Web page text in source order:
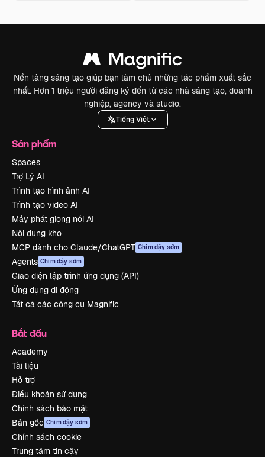
Nền tảng sáng tạo giúp bạn làm chủ những tác phẩm xuất sắc
nhất. Hơn 1 triệu người đăng ký đến từ các nhà sáng tạo, doanh
nghiệp, agency và studio.
Tiếng Việt
Sản phẩm
Spaces
Trợ Lý AI
Trình tạo hình ảnh AI
Trình tạo video AI
Máy phát giọng nói AI
Nội dung kho
MCP dành cho Claude/ChatGPT Chim dậy sớm
Agents Chim dậy sớm
Giao diện lập trình ứng dụng (API)
Ứng dụng di động
Tất cả các công cụ Magnific
Bắt đầu
Academy
Tài liệu
Hỗ trợ
Điều khoản sử dụng
Chính sách bảo mật
Bản gốc Chim dậy sớm
Chính sách cookie
Trung tâm tin cậy